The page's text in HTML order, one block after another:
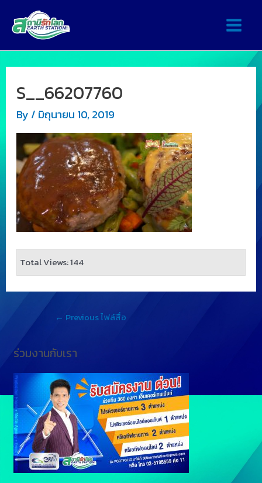
S__66207760
By / มิถุนายน 10, 2019
Total Views: 144
← Previous ไฟล์สื่อ
ร่วมงานกับเรา